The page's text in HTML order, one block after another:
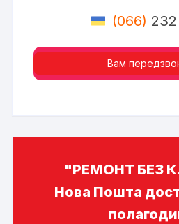
(066)
Вам
"РЕМОНТ БЕЗ
Нова Пошта